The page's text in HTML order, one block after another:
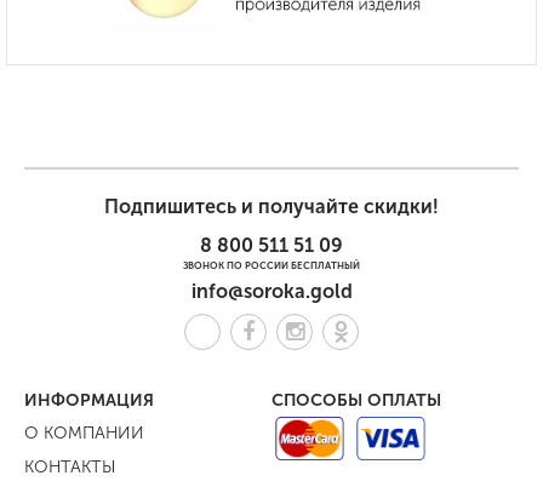
Подпишитесь и получайте скидки!
8 800 511 51 09
ЗВОНОК ПО РОССИИ БЕСПЛАТНЫЙ
info@soroka.gold
ИНФОРМАЦИЯ
О КОМПАНИИ
КОНТАКТЫ
СПОСОБЫ ОПЛАТЫ